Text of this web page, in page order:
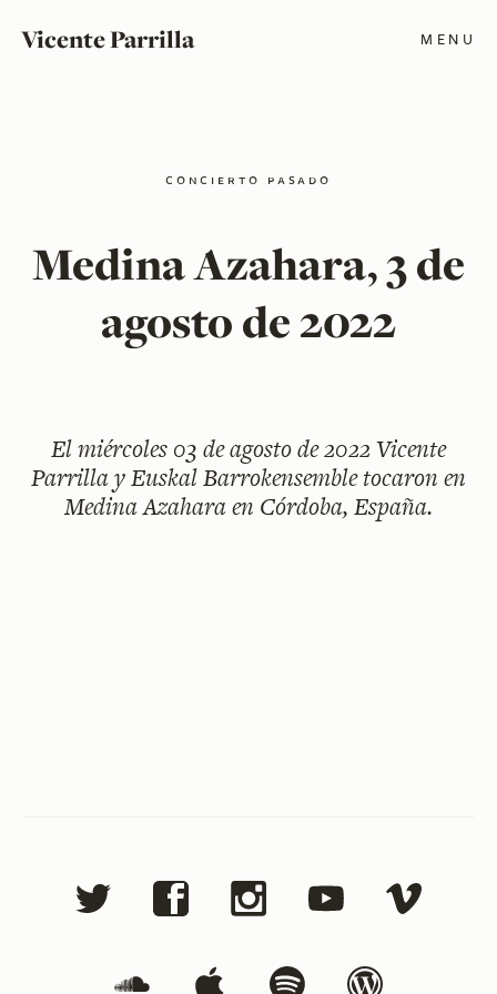
Vicente Parrilla MENU
concierto pasado
Medina Azahara, 3 de
agosto de 2022
Elmiércoles 03 de agosto de 2022Vicente
Parrilla y Euskal Barrokensemble tocaron en
Medina Azahara en Córdoba, España.